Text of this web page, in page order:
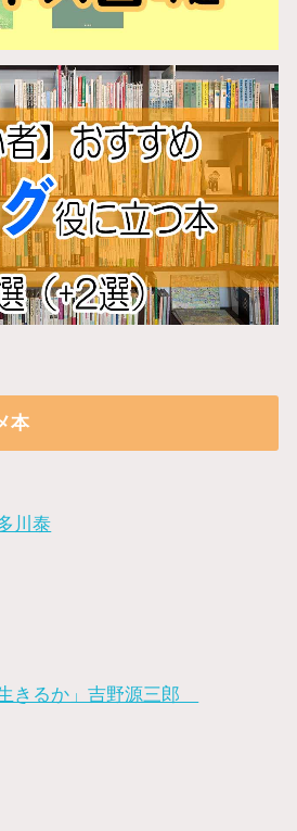
本
川泰
きるか」吉野源三郎